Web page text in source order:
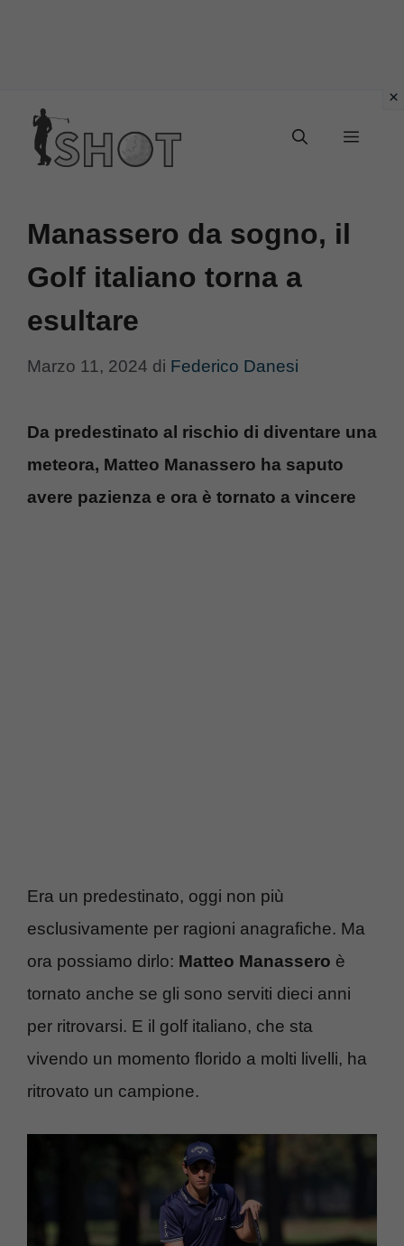
contenuto
Menu
Manassero da sogno, il
Golf italiano torna a
esultare
Marzo 11, 2024 di Federico Danesi
Da predestinato al rischio di diventare una
meteora, Matteo Manassero ha saputo
avere pazienza e ora è tornato a vincere
Era un predestinato, oggi non più
esclusivamente per ragioni anagrafiche. Ma
ora possiamo dirlo: Matteo Manassero è
tornato anche se gli sono serviti dieci anni
per ritrovarsi. E il golf italiano, che sta
vivendo un momento florido a molti livelli, ha
ritrovato un campione.